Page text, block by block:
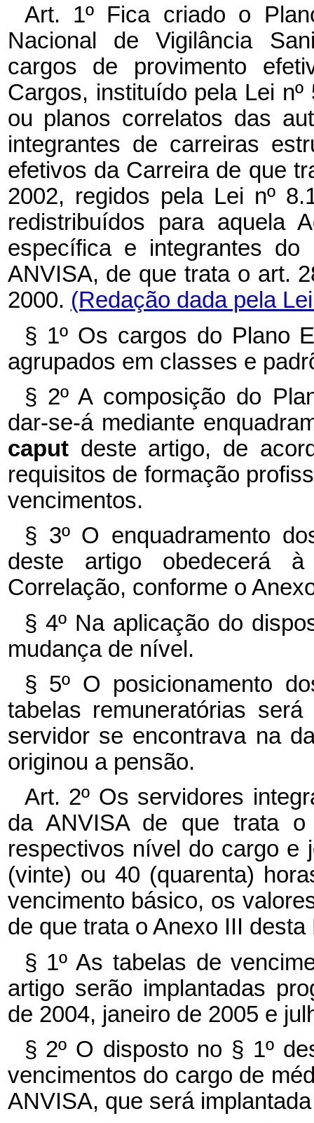
Art. 1º Fica criado o
Nacional de Vigilância
cargos de provimento
Cargos, instituído pela Lei nº
ou planos correlatos das
integrantes de carreiras
efetivos da Carreira de que
2002, regidos pela Lei nº
redistribuídos para aquela
específica e integrantes
ANVISA, de que trata o art.
2000. (Redação dada pela
§ 1º Os cargos do Plano
agrupados em classes e
§ 2º A composição do
dar-se-á mediante
caput deste artigo, de
requisitos de formação
vencimentos.
§ 3º O enquadramento
deste artigo obedecerá
Correlação, conforme o
§ 4º Na aplicação do
mudança de nível.
§ 5º O posicionamento
tabelas remuneratórias
servidor se encontrava na
originou a pensão.
Art. 2º Os servidores
da ANVISA de que trata
respectivos nível do cargo e
(vinte) ou 40 (quarenta)
vencimento básico, os
de que trata o Anexo III desta
§ 1º As tabelas de
artigo serão implantadas
de 2004, janeiro de 2005 e
§ 2º O disposto no § 1º
vencimentos do cargo de
ANVISA, que será